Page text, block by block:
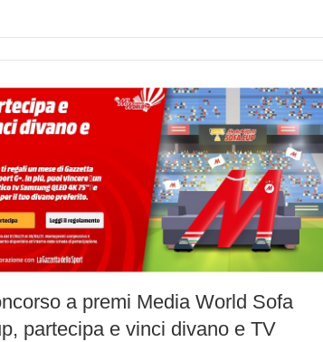
a premi Media World Sofa
partecipa e vinci divano e TV